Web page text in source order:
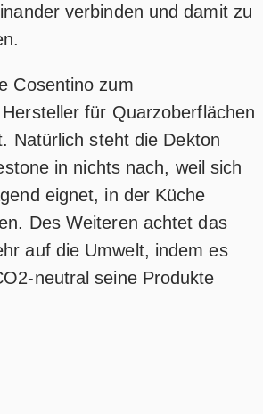
verbinden und damit zu
Cosentino zum
für Quarzoberflächen
Natürlich steht die Dekton
in nichts nach, weil sich
eignet, in der Küche
Des Weiteren achtet das
auf die Umwelt, indem es
neutral seine Produkte